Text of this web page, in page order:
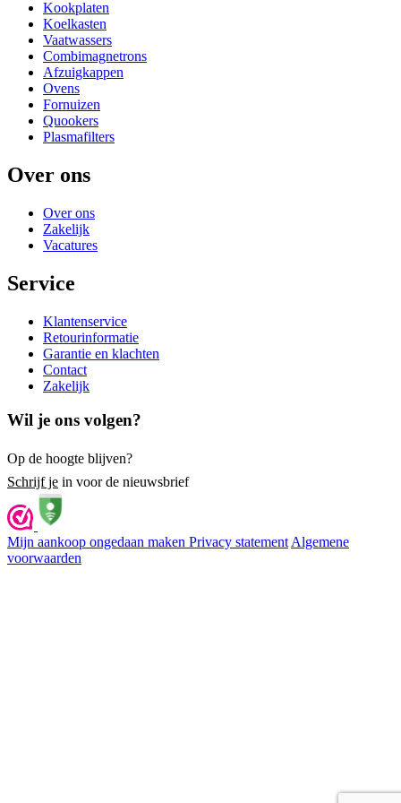
Kookplaten
Koelkasten
Vaatwassers
Combimagnetrons
Afzuigkappen
Ovens
Fornuizen
Quookers
Plasmafilters
Over ons
Over ons
Zakelijk
Vacatures
Service
Klantenservice
Retourinformatie
Garantie en klachten
Contact
Zakelijk
Wil je ons volgen?
Op de hoogte blijven?
Schrijf je in voor de nieuwsbrief
Mijn aankoop ongedaan maken Privacy statement Algemene
voorwaarden